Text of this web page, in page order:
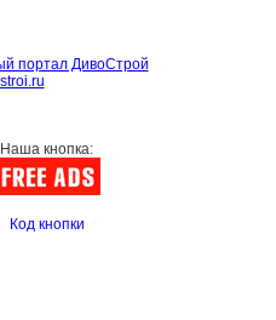
портал ДивоСтрой
Наша кнопка:
Код кнопки